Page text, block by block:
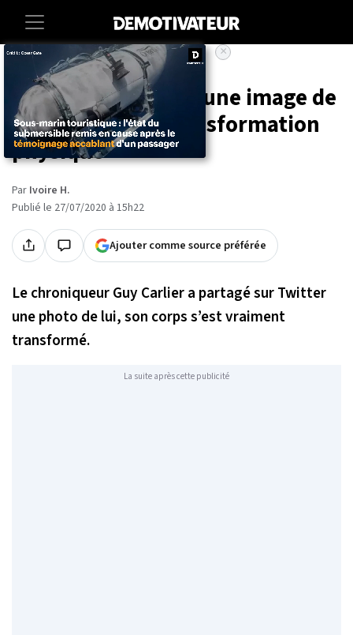
Societe
Guy Carlier diffuse une image de
son incroyable transformation
physique
Par Ivoire H.
Publié le 27/07/2020 à 15h22
Ajouter comme source préférée
Le chroniqueur Guy Carlier a partagé sur Twitter
une photo de lui, son corps s’est vraiment
transformé.
La suite après cette publicité
×